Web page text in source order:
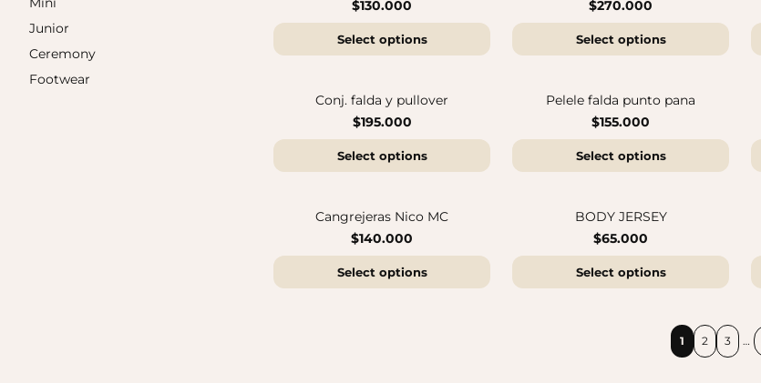
Junior
Ceremony
Footwear
$130.000
Select options
$270.000
Select options
Conj. falda y pullover
$195.000
Select options
Pelele falda punto pana
$155.000
Select options
Cangrejeras Nico MC
$140.000
Select options
BODY JERSEY
$65.000
Select options
1 2 3 …
Sandalias Maui MC
$140.000
$140.000
$140.000